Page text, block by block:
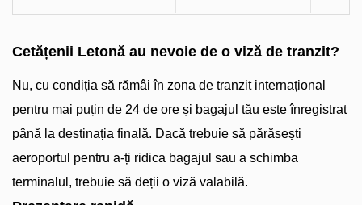
Cetățenii Letonă au nevoie de o viză de tranzit?
Nu, cu condiția să rămâi în zona de tranzit internațional
pentru mai puțin de 24 de ore și bagajul tău este înregistrat
până la destinația finală. Dacă trebuie să părăsești
aeroportul pentru a-ți ridica bagajul sau a schimba
terminalul, trebuie să deții o viză valabilă.